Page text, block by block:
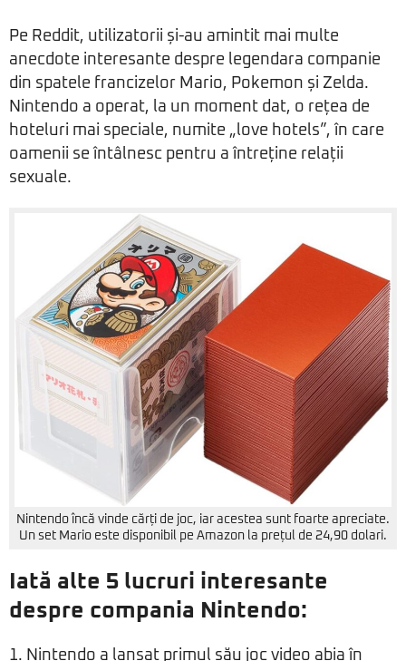
Pe Reddit, utilizatorii și-au amintit mai multe
anecdote interesante despre legendara companie
din spatele francizelor Mario, Pokemon și Zelda.
Nintendo a operat, la un moment dat, o rețea de
hoteluri mai speciale, numite „love hotels”, în care
oamenii se întâlnesc pentru a întreține relații
sexuale.
Nintendo încă vinde cărți de joc, iar acestea sunt foarte apreciate.
Un set Mario este disponibil pe Amazon la prețul de 24,90 dolari.
Iată alte 5 lucruri interesante
despre compania Nintendo:
1. Nintendo a lansat primul său joc video abia în